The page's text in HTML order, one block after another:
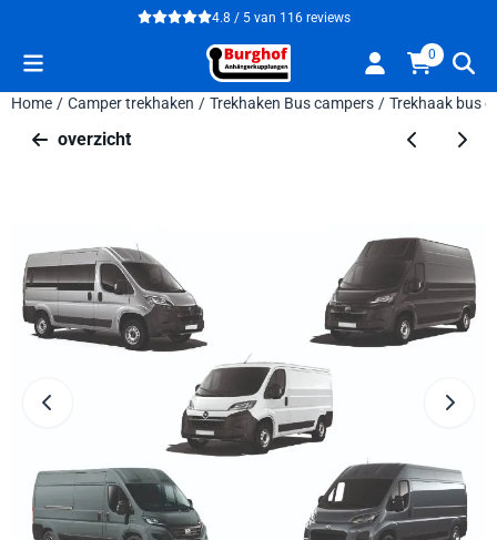
Cookievoorkeuren zijn beschikbaar. Kies instellingen of sta alle
4.8 / 5 van 116 reviews
0
Home / Camper trekhaken / Trekhaken Bus campers / Trekhaak bus
overzicht